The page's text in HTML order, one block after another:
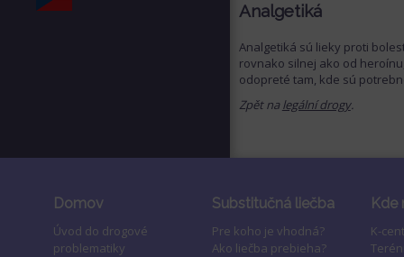
Analgetiká
Analgetiká sú lieky proti
rovnako silnej ako od
odopreté tam, kde sú
Zpět na legální drogy.
Domov
Úvod do drogové
problematiky
Substitučná liečba
Pre koho je vhodná?
Ako liečba prebieha?
Kde
K-